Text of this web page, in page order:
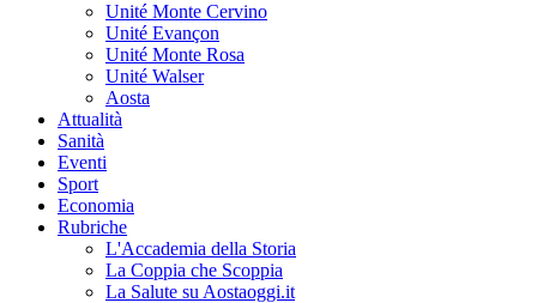
Unité Monte Cervino
Unité Evançon
Unité Monte Rosa
Unité Walser
Aosta
Attualità
Sanità
Eventi
Sport
Economia
Rubriche
L'Accademia della Storia
La Coppia che Scoppia
La Salute su Aostaoggi.it